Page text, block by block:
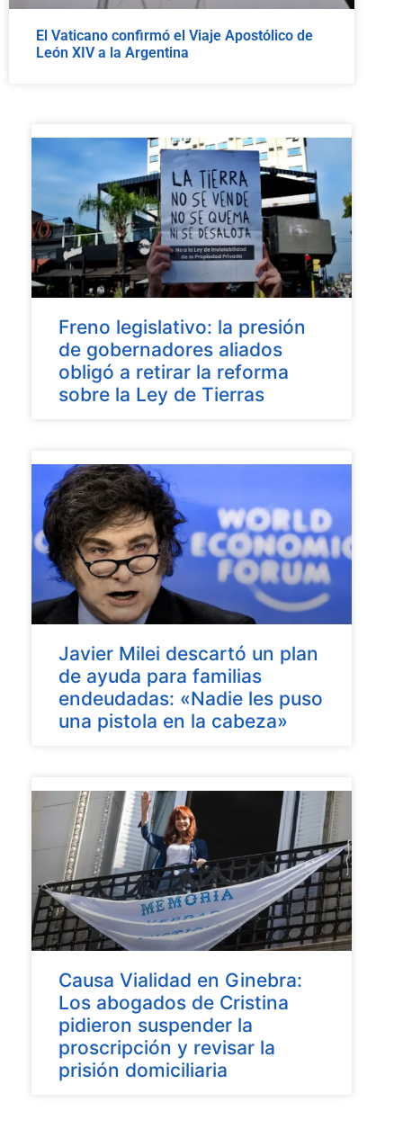
El Vaticano confirmó el Viaje Apostólico de
León XIV a la Argentina
Freno legislativo: la presión
de gobernadores aliados
obligó a retirar la reforma
sobre la Ley de Tierras
Javier Milei descartó un plan
de ayuda para familias
endeudadas: «Nadie les puso
una pistola en la cabeza»
Causa Vialidad en Ginebra:
Los abogados de Cristina
pidieron suspender la
proscripción y revisar la
prisión domiciliaria